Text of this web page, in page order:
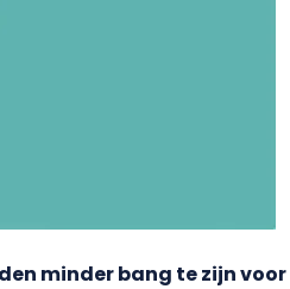
minder bang te zijn voor